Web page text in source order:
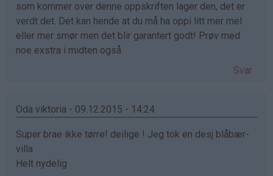
som kommer over denne oppskriften lager den, det er
verdt det. Det kan hende at du må ha oppi litt mer mel
eller mer smør men det blir garantert godt! Prøv med
noe exstra i midten også
Svar
Oda viktoria - 09.12.2015 - 14:24
Super brae ikke tørre! deilige ! Jeg tok en desj blåbær-
villa
Helt nydelig